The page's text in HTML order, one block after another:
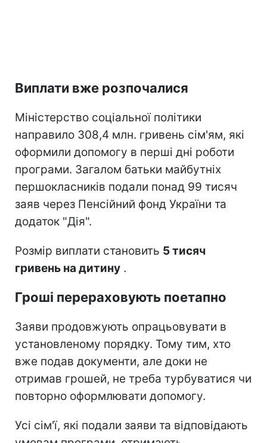
Виплати вже розпочалися
Міністерство соціальної політики
направило 308,4 млн. гривень сім'ям, які
оформили допомогу в перші дні роботи
програми. Загалом батьки майбутніх
першокласників подали понад 99 тисяч
заяв через Пенсійний фонд України та
додаток "Дія".
Розмір виплати становить 5 тисяч
гривень на дитину .
Гроші перераховують поетапно
Заяви продовжують опрацьовувати в
установленому порядку. Тому тим, хто
вже подав документи, але доки не
отримав грошей, не треба турбуватися чи
повторно оформлювати допомогу.
Усі сім'ї, які подали заяви та відповідають